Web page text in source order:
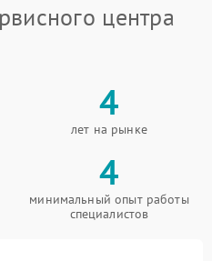
центра
4
лет на рынке
4
минимальный опыт работы
специалистов